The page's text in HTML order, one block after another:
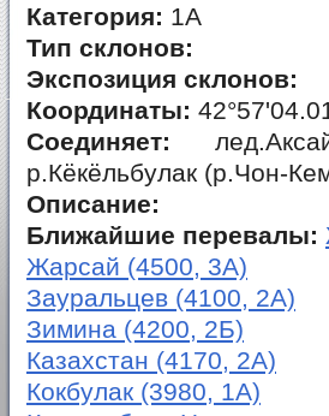
Категория: 1А
Тип склонов:
Экспозиция склонов:
Координаты:
Соединяет:
р.Кёкёльбулак (р.Чон-
Описание:
Ближайшие перевалы:
Жарсай (4500, 3А)
Зауральцев (4100, 2А)
Зимина (4200, 2Б)
Казахстан (4170, 2А)
Кокбулак (3980, 1А)